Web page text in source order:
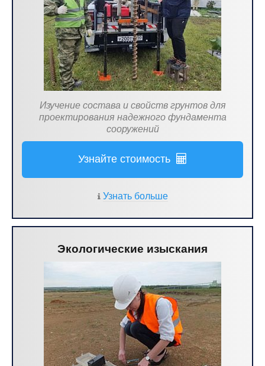
Изучение состава и свойств грунтов для
проектирования надежного фундамента
сооружений
Узнайте стоимость
Узнать больше
Экологические изыскания